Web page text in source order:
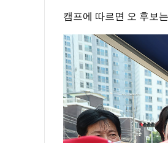
캠프에 따르면 오 후보